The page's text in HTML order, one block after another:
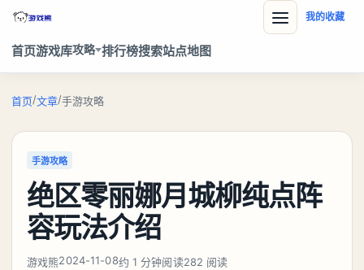
首页游戏库攻略 排行榜搜索站点地图
我的收藏
首页/文章/手游攻略
手游攻略
绝区零丽娜月城柳纯点阵
容玩法介绍
游戏熊2024-11-08约 1 分钟阅读282 阅读